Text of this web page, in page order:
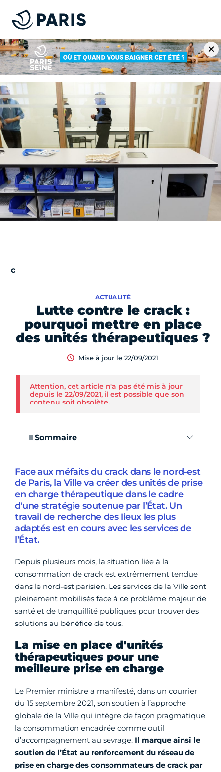
Lutte contre le crack :
pourquoi mettre en place
des unités thérapeutiques ?
ACTUALITÉ
Mise à jour le 22/09/2021
Attention, cet article n'a pas été mis à jour
depuis le 22/09/2021, il est possible que son
contenu soit obsolète.
Sommaire
Face aux méfaits du crack dans le nord-est
de Paris, la Ville va créer des unités de prise
en charge thérapeutique dans le cadre
d'une stratégie soutenue par l’État. Un
travail de recherche des lieux les plus
adaptés est en cours avec les services de
l’État.
Depuis plusieurs mois, la situation liée à la
consommation de crack est extrêmement tendue
dans le nord-est parisien. Les services de la Ville sont
pleinement mobilisés face à ce problème majeur de
santé et de tranquillité publiques pour trouver des
solutions au bénéfice de tous.
La mise en place d'unités
thérapeutiques pour une
meilleure prise en charge
Le Premier ministre a manifesté, dans un courrier
du 15 septembre 2021, son soutien à l’approche
globale de la Ville qui intègre de façon pragmatique
la consommation encadrée comme outil
d’accompagnement au sevrage. Il marque ainsi le
soutien de l’État au renforcement du réseau de
prise en charge des consommateurs de crack par